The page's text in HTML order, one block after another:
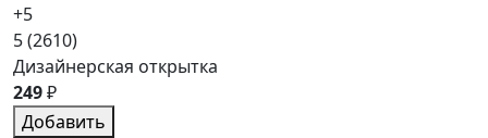
+5
5(2610)
Дизайнерская открытка
249₽
Добавить